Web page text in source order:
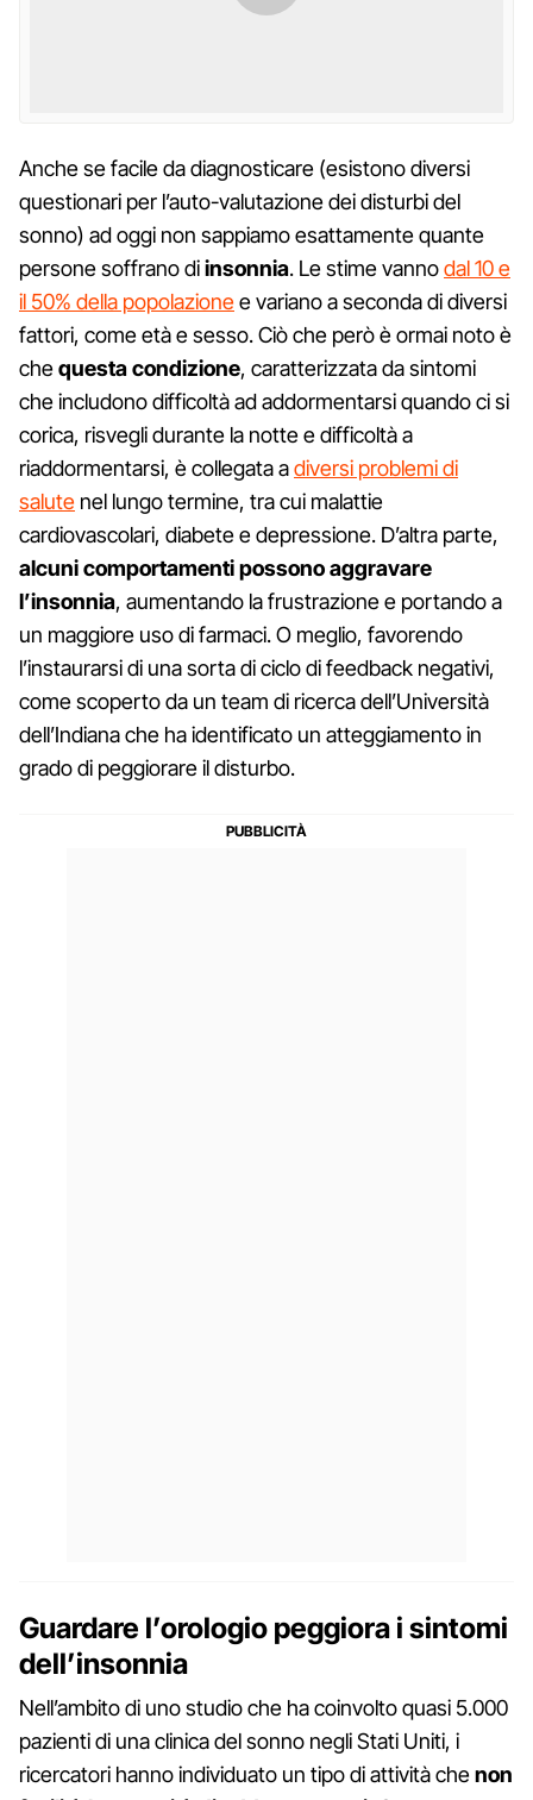
Anche se facile da diagnosticare (esistono diversi
questionari per l’auto-valutazione dei disturbi del
sonno) ad oggi non sappiamo esattamente quante
persone soffrano diinsonnia. Le stime vannodal 10 e
il 50% della popolazionee variano a seconda di diversi
fattori, come età e sesso. Ciò che però è ormai noto è
chequesta condizione, caratterizzata da sintomi
che includono difficoltà ad addormentarsi quando ci si
corica, risvegli durante la notte e difficoltà a
riaddormentarsi, è collegata adiversi problemi di
salute nel lungo termine, tra cui malattie
cardiovascolari, diabete e depressione. D’altra parte,
alcuni comportamenti possono aggravare
l’insonnia, aumentando la frustrazione e portando a
un maggiore uso di farmaci. O meglio, favorendo
l’instaurarsi di una sorta di ciclo di feedback negativi,
come scoperto da un team di ricerca dell’Università
dell’Indiana che ha identificato un atteggiamento in
grado di peggiorare il disturbo.
Guardare l’orologio peggiora i sintomi
dell’insonnia
Nell’ambito di uno studio che ha coinvolto quasi 5.000
pazienti di una clinica del sonno negli Stati Uniti, i
ricercatori hanno individuato un tipo di attività chenon